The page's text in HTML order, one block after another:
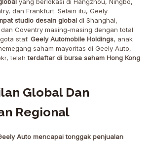
yang berlokasi di Hangzhou, Ningbo,
dan Frankfurt. Selain itu, Geely
studio desain global di Shanghai,
Coventry masing-masing dengan total
staf. Geely Automobile Holdings, anak
saham mayoritas di Geely Auto,
telahterdaftar di bursa saham Hong Kong
Global Dan
Regional
Auto mencapai tonggak penjualan